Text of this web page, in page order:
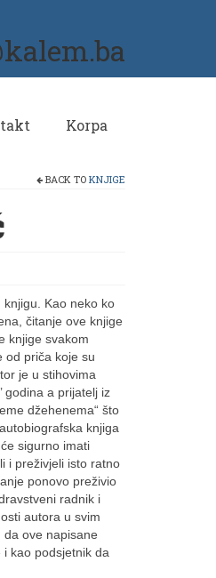
Korpa
BACK TO KNJIGE
Kao neko ko
čitanje ove knjige
knjige svakom
od priča koje su
je u stihovima
godina a prijatelj iz
džehenema“ što
knjiga
sigurno imati
i preživjeli isto ratno
ponovo preživio
radnik i
autora u svim
ove napisane
kao podsjetnik da